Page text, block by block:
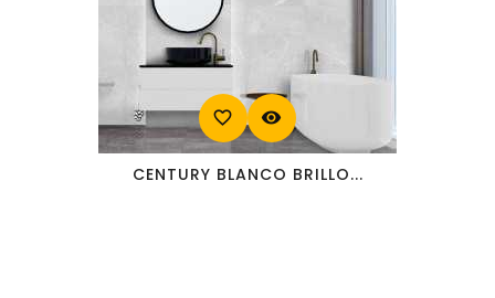
favorite_border visibility
CENTURY BLANCO BRILLO...